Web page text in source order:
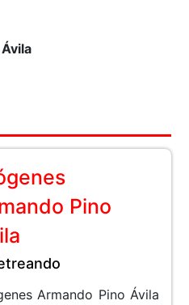
Pino
Armando Pino Ávila